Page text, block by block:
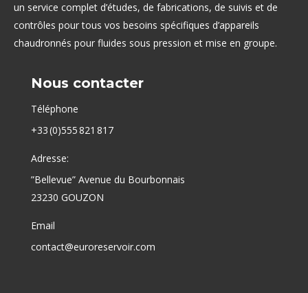
un service complet d’études, de fabrications, de suivis et de
contrôles pour tous vos besoins spécifiques d’appareils
chaudronnés pour fluides sous pression et mise en groupe.
Nous contacter
Téléphone
+33 (0)555 821 817
Adresse:
”Bellevue” Avenue du Bourbonnais
23230 GOUZON
Email
contact@euroreservoir.com